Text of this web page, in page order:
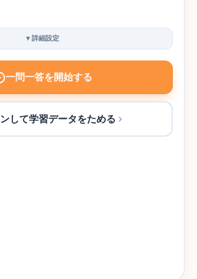
▾詳細設定
一問一答を開始する
して学習データをためる